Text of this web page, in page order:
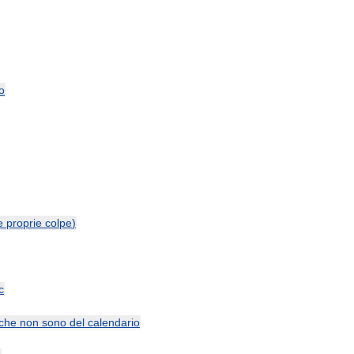
proprie colpe)
non sono del calendario